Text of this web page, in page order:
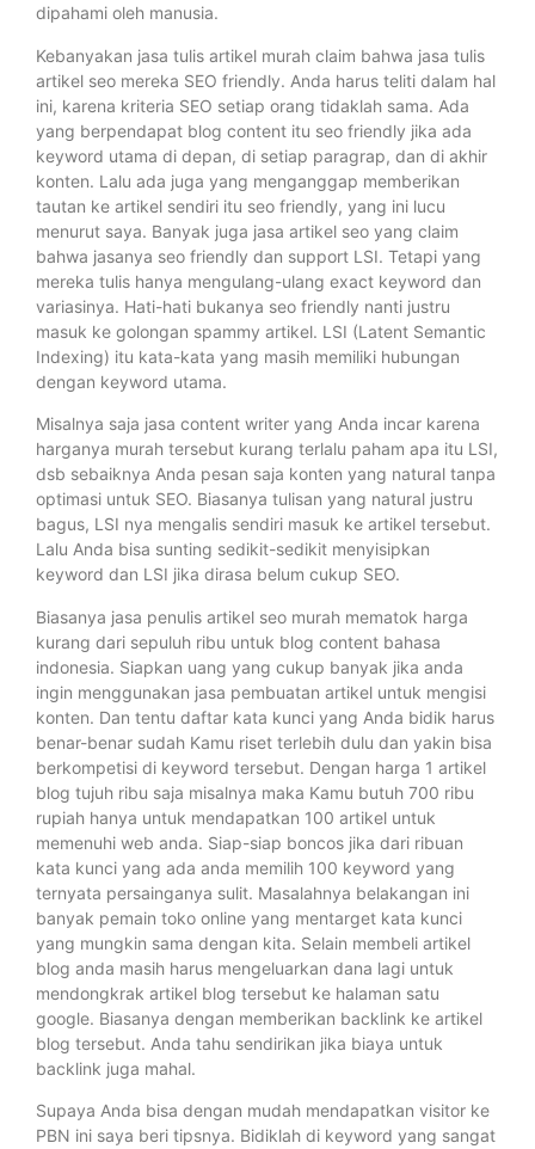
dipahami oleh manusia.
Kebanyakan jasa tulis artikel murah claim bahwa jasa tulis
artikel seo mereka SEO friendly. Anda harus teliti dalam hal
ini, karena kriteria SEO setiap orang tidaklah sama. Ada
yang berpendapat blog content itu seo friendly jika ada
keyword utama di depan, di setiap paragrap, dan di akhir
konten. Lalu ada juga yang menganggap memberikan
tautan ke artikel sendiri itu seo friendly, yang ini lucu
menurut saya. Banyak juga jasa artikel seo yang claim
bahwa jasanya seo friendly dan support LSI. Tetapi yang
mereka tulis hanya mengulang-ulang exact keyword dan
variasinya. Hati-hati bukanya seo friendly nanti justru
masuk ke golongan spammy artikel. LSI (Latent Semantic
Indexing) itu kata-kata yang masih memiliki hubungan
dengan keyword utama.
Misalnya saja jasa content writer yang Anda incar karena
harganya murah tersebut kurang terlalu paham apa itu LSI,
dsb sebaiknya Anda pesan saja konten yang natural tanpa
optimasi untuk SEO. Biasanya tulisan yang natural justru
bagus, LSI nya mengalis sendiri masuk ke artikel tersebut.
Lalu Anda bisa sunting sedikit-sedikit menyisipkan
keyword dan LSI jika dirasa belum cukup SEO.
Biasanya jasa penulis artikel seo murah mematok harga
kurang dari sepuluh ribu untuk blog content bahasa
indonesia. Siapkan uang yang cukup banyak jika anda
ingin menggunakan jasa pembuatan artikel untuk mengisi
konten. Dan tentu daftar kata kunci yang Anda bidik harus
benar-benar sudah Kamu riset terlebih dulu dan yakin bisa
berkompetisi di keyword tersebut. Dengan harga 1 artikel
blog tujuh ribu saja misalnya maka Kamu butuh 700 ribu
rupiah hanya untuk mendapatkan 100 artikel untuk
memenuhi web anda. Siap-siap boncos jika dari ribuan
kata kunci yang ada anda memilih 100 keyword yang
ternyata persainganya sulit. Masalahnya belakangan ini
banyak pemain toko online yang mentarget kata kunci
yang mungkin sama dengan kita. Selain membeli artikel
blog anda masih harus mengeluarkan dana lagi untuk
mendongkrak artikel blog tersebut ke halaman satu
google. Biasanya dengan memberikan backlink ke artikel
blog tersebut. Anda tahu sendirikan jika biaya untuk
backlink juga mahal.
Supaya Anda bisa dengan mudah mendapatkan visitor ke
PBN ini saya beri tipsnya. Bidiklah di keyword yang sangat